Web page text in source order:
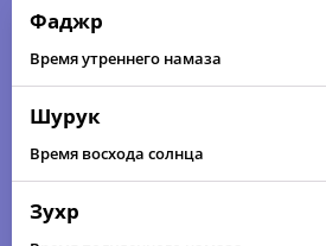
Фаджр
Время утреннего намаза
Шурук
Время восхода солнца
Зухр